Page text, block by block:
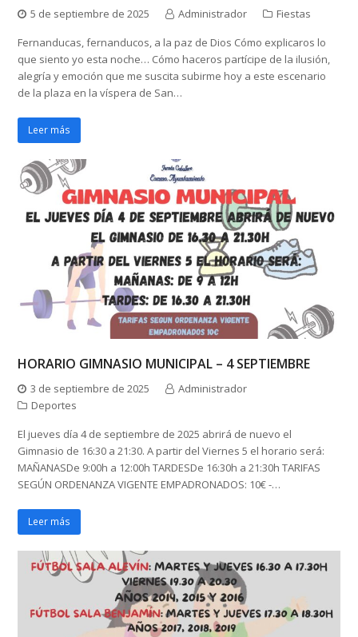
5 de septiembre de 2025 Administrador
Fiestas
Fernanducas, fernanducos, a la paz de Dios Cómo explicaros lo
que siento yo esta noche… Cómo haceros partícipe de la ilusión,
alegría y emoción que me suscita subirme hoy a este escenario
de la plaza en la víspera de San…
Leer más
HORARIO GIMNASIO MUNICIPAL – 4 SEPTIEMBRE
3 de septiembre de 2025
Administrador
Deportes
El jueves día 4 de septiembre de 2025 abrirá de nuevo el
Gimnasio de 16:30 a 21:30. A partir del Viernes 5 el horario será:
MAÑANASDe 9:00h a 12:00h TARDESDe 16:30h a 21:30h TARIFAS
SEGÚN ORDENANZA VIGENTE EMPADRONADOS: 10€ -…
Leer más